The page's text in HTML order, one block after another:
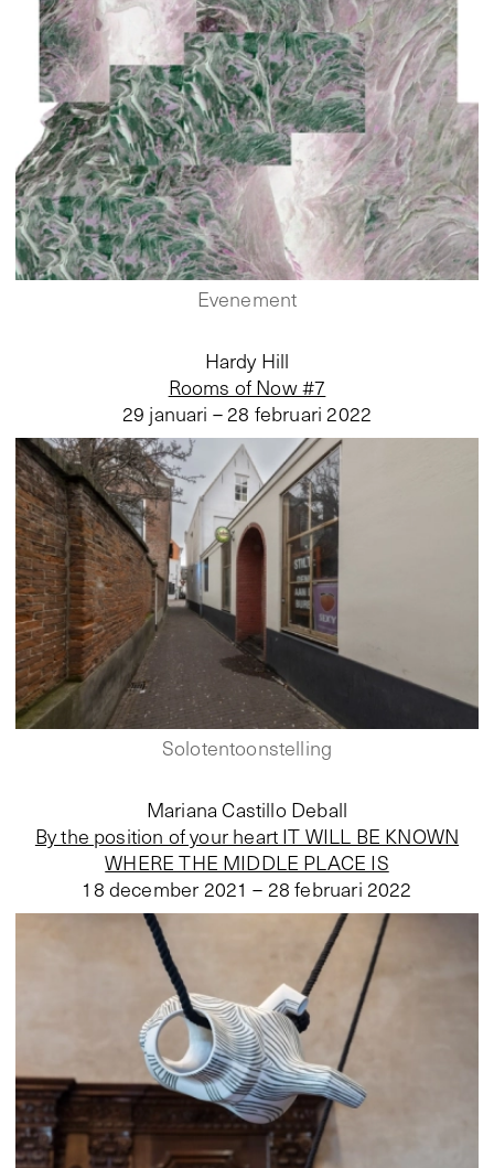
Evenement
Rooms of Now #7
Hardy Hill
29 januari – 28 februari 2022
Solotentoonstelling
By the position of your heart IT WILL BE KNOWN
WHERE THE MIDDLE PLACE IS
Mariana Castillo Deball
18 december 2021 – 28 februari 2022